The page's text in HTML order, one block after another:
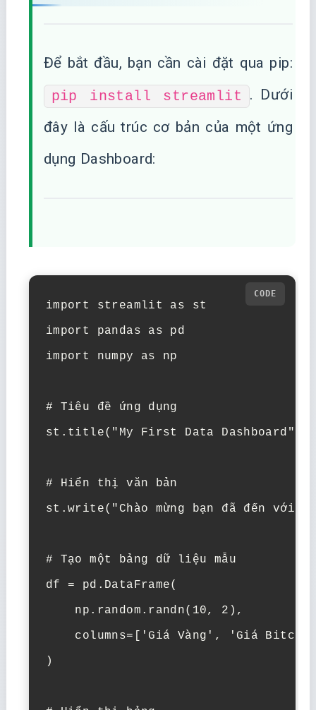
Để bắt đầu, bạn cần cài đặt qua pip:
pip install streamlit
. Dưới
đây là cấu trúc cơ bản của một ứng
dụng Dashboard:
import streamlit as st
import pandas as pd
import numpy as np
# Tiêu đề ứng dụng
st.title("My First Data Dashboard")
# Hiển thị văn bản
st.write("Chào mừng bạn đã đến với
# Tạo một bảng dữ liệu mẫu
df = pd.DataFrame(
    np.random.randn(10, 2),
columns=['Giá Vàng', 'Giá
)